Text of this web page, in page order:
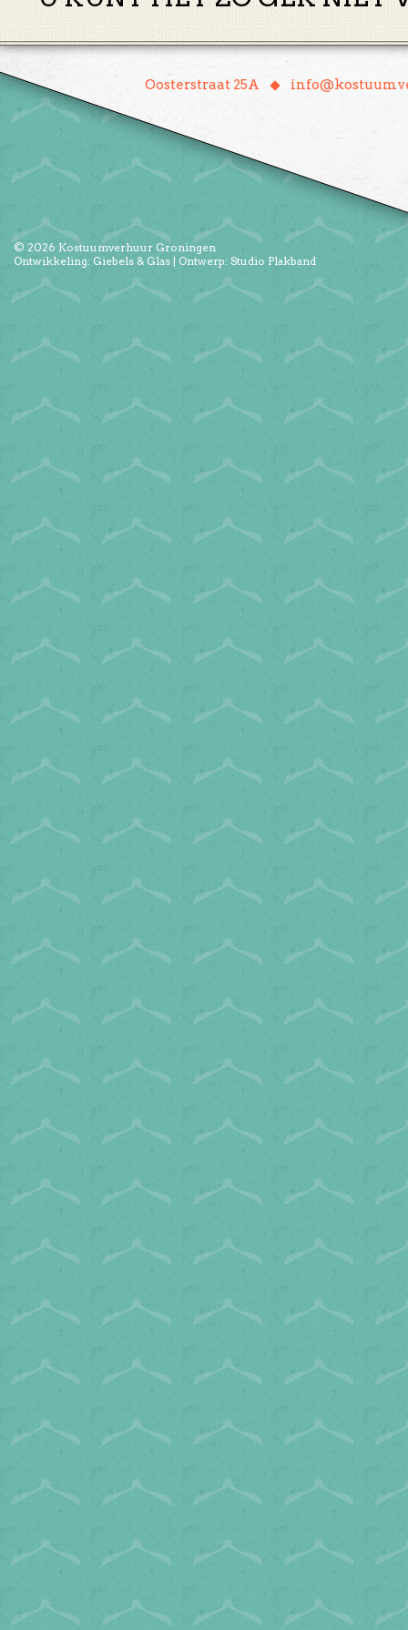
Oosterstraat 25A ♦
© 2026 Kostuumverhuur Groningen
Ontwikkeling: Giebels & Glas | Ontwerp: Studio Plakband